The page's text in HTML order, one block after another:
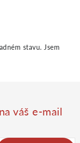
stavu. Jsem
váš e-mail